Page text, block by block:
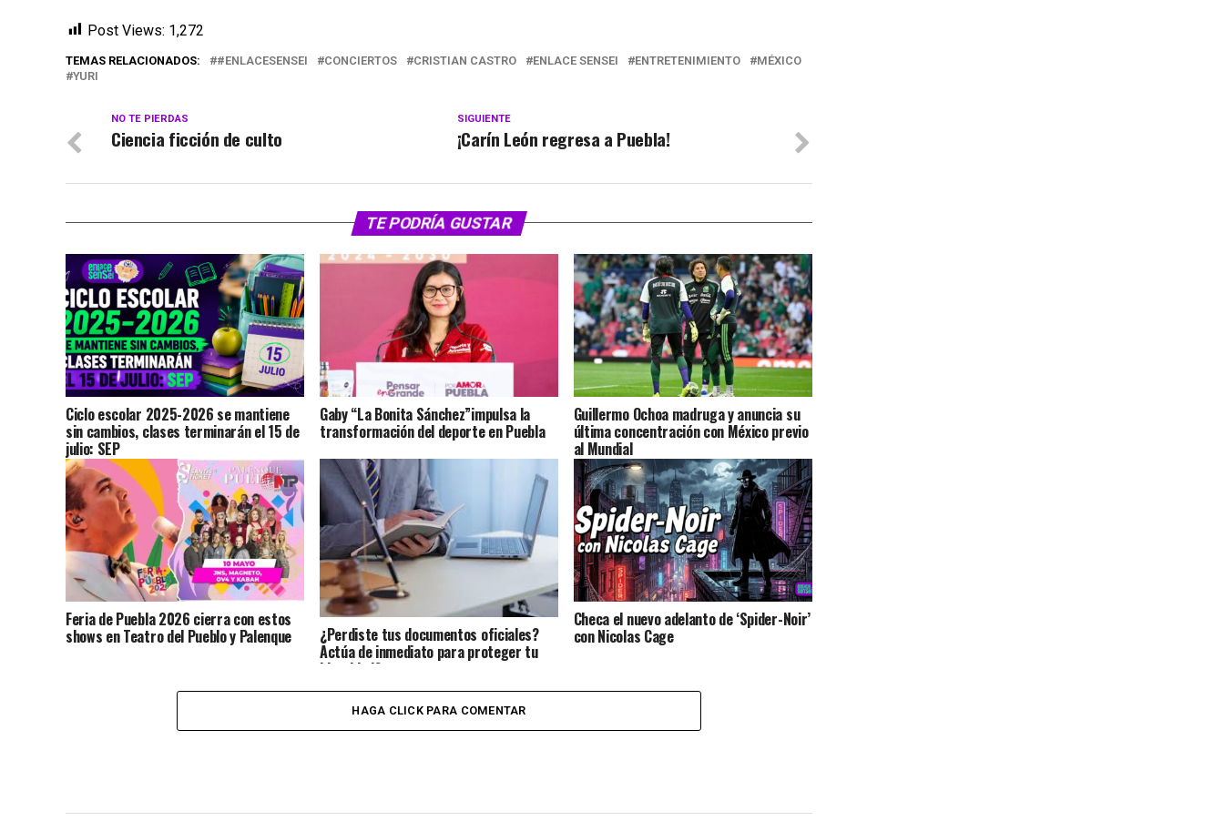
Post Views: 1,272
TEMAS RELACIONADOS: #ENLACESENSEI CONCIERTOS CRISTIAN CASTRO ENLACE SENSEI ENTRETENIMIENTO
MÉXICO
YURI
SIGUIENTE
¡Carín León regresa a Puebla!
NO TE PIERDAS
Ciencia ficción de culto
TE PODRÍA GUSTAR
Ciclo escolar 2025-2026 se mantiene
sin cambios, clases terminarán el 15 de
julio: SEP
Gaby “La Bonita Sánchez”impulsa la
transformación del deporte en Puebla
Guillermo Ochoa madruga y anuncia su
última concentración con México previo
al Mundial
Feria de Puebla 2026 cierra con estos
shows en Teatro del Pueblo y Palenque ¿Perdiste tus documentos oficiales?
Actúa de inmediato para proteger tu
identidad?
Checa el nuevo adelanto de ‘Spider-Noir’
con Nicolas Cage
HAGA CLICK PARA COMENTAR